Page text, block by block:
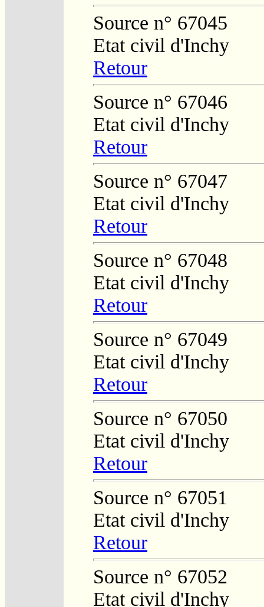
Source n° 67045
Etat civil d'Inchy
Retour
Source n° 67046
Etat civil d'Inchy
Retour
Source n° 67047
Etat civil d'Inchy
Retour
Source n° 67048
Etat civil d'Inchy
Retour
Source n° 67049
Etat civil d'Inchy
Retour
Source n° 67050
Etat civil d'Inchy
Retour
Source n° 67051
Etat civil d'Inchy
Retour
Source n° 67052
Etat civil d'Inchy